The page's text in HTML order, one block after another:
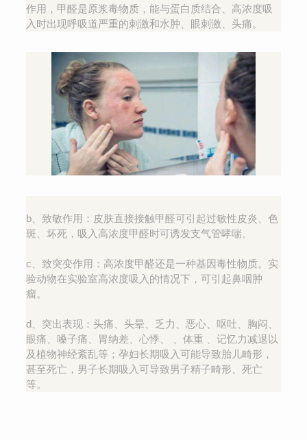
作用，甲醛是原浆毒物质，能与蛋白质结合、高浓度吸
入时出现呼吸道严重的刺激和水肿、眼刺激、头痛。
b、致敏作用：皮肤直接接触甲醛可引起过敏性皮炎、色
斑、坏死，吸入高浓度甲醛时可诱发支气管哮喘。
c、致突变作用：高浓度甲醛还是一种基因毒性物质。实
验动物在实验室高浓度吸入的情况下，可引起鼻咽肿
瘤。
d、突出表现：头痛、头晕、乏力、恶心、呕吐、胸闷、
眼痛、嗓子痛、胃纳差、心悸、 、体重 、记忆力减退以
及植物神经紊乱等；孕妇长期吸入可能导致胎儿畸形，
甚至死亡，男子长期吸入可导致男子精子畸形、死亡
等。